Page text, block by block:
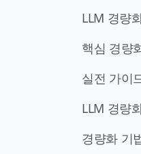
LLM 경량
핵심 경량
실전 가이
LLM 경량
경량화 기